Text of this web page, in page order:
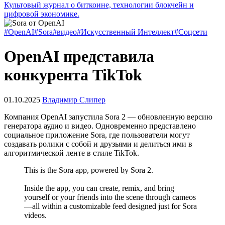
Культовый журнал о биткоине, технологии блокчейн и
цифровой экономике.
#OpenAI#Sora#видео#Искусственный Интеллект#Соцсети
OpenAI представила
конкурента TikTok
01.10.2025 Владимир Слипер
Компания OpenAI запустила Sora 2 — обновленную версию
генератора аудио и видео. Одновременно представлено
социальное приложение Sora, где пользователи могут
создавать ролики с собой и друзьями и делиться ими в
алгоритмической ленте в стиле TikTok.
This is the Sora app, powered by Sora 2.
Inside the app, you can create, remix, and bring
yourself or your friends into the scene through cameos
—all within a customizable feed designed just for Sora
videos.